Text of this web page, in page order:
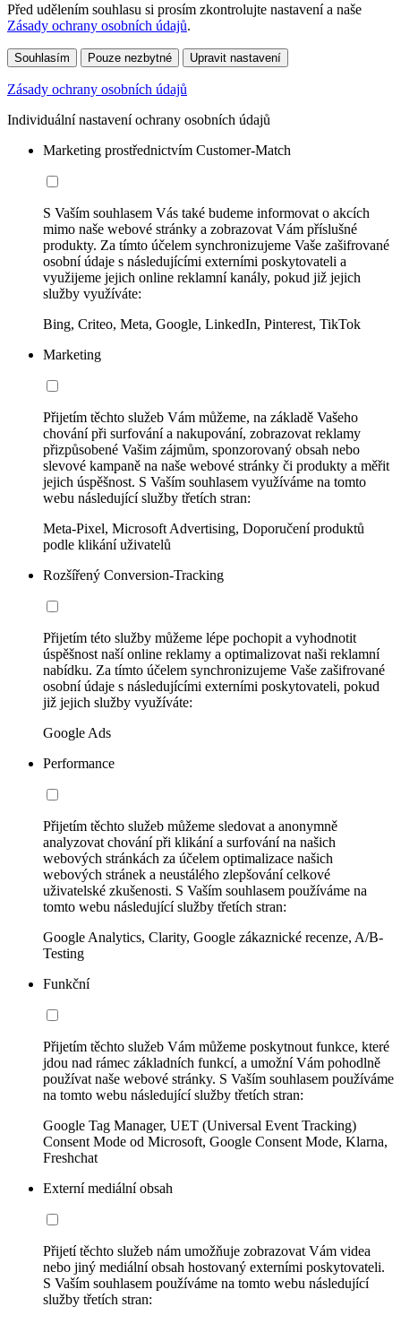
Před udělením souhlasu si prosím zkontrolujte nastavení a naše
Zásady ochrany osobních údajů.
Souhlasím Pouze nezbytné Upravit nastavení
Zásady ochrany osobních údajů
Individuální nastavení ochrany osobních údajů
Marketing prostřednictvím Customer-Match
S Vaším souhlasem Vás také budeme informovat o akcích
mimo naše webové stránky a zobrazovat Vám příslušné
produkty. Za tímto účelem synchronizujeme Vaše zašifrované
osobní údaje s následujícími externími poskytovateli a
využijeme jejich online reklamní kanály, pokud již jejich
služby využíváte:
Bing, Criteo, Meta, Google, LinkedIn, Pinterest, TikTok
Marketing
Přijetím těchto služeb Vám můžeme, na základě Vašeho
chování při surfování a nakupování, zobrazovat reklamy
přizpůsobené Vašim zájmům, sponzorovaný obsah nebo
slevové kampaně na naše webové stránky či produkty a měřit
jejich úspěšnost. S Vaším souhlasem využíváme na tomto
webu následující služby třetích stran:
Meta-Pixel, Microsoft Advertising, Doporučení produktů
podle klikání uživatelů
Rozšířený Conversion-Tracking
Přijetím této služby můžeme lépe pochopit a vyhodnotit
úspěšnost naší online reklamy a optimalizovat naši reklamní
nabídku. Za tímto účelem synchronizujeme Vaše zašifrované
osobní údaje s následujícími externími poskytovateli, pokud
již jejich služby využíváte:
Google Ads
Performance
Přijetím těchto služeb můžeme sledovat a anonymně
analyzovat chování při klikání a surfování na našich
webových stránkách za účelem optimalizace našich
webových stránek a neustálého zlepšování celkové
uživatelské zkušenosti. S Vaším souhlasem používáme na
tomto webu následující služby třetích stran:
Google Analytics, Clarity, Google zákaznické recenze, A/B-
Testing
Funkční
Přijetím těchto služeb Vám můžeme poskytnout funkce, které
jdou nad rámec základních funkcí, a umožní Vám pohodlně
používat naše webové stránky. S Vaším souhlasem používáme
na tomto webu následující služby třetích stran:
Google Tag Manager, UET (Universal Event Tracking)
Consent Mode od Microsoft, Google Consent Mode, Klarna,
Freshchat
Externí mediální obsah
Přijetí těchto služeb nám umožňuje zobrazovat Vám videa
nebo jiný mediální obsah hostovaný externími poskytovateli.
S Vaším souhlasem používáme na tomto webu následující
služby třetích stran: